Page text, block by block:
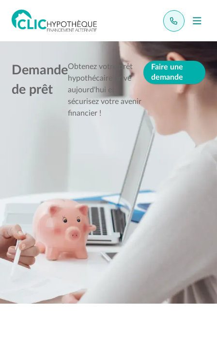
Demande
de prêt
Obtenez votre prêt
hypothécaire privé
aujourd'hui et
sécurisez votre avenir
financier !
Faire une
demande